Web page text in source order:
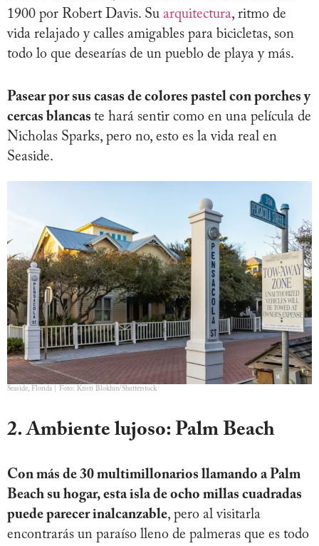
1900 por Robert Davis. Su arquitectura, ritmo de
vida relajado y calles amigables para bicicletas, son
todo lo que desearías de un pueblo de playa y más.
Pasear por sus casas de colores pastel con porches y
cercas blancas te hará sentir como en una película de
Nicholas Sparks, pero no, esto es la vida real en
Seaside.
Seaside, Florida | Foto: Kristi Blokhin/Shutterstock
2. Ambiente lujoso: Palm Beach
Con más de 30 multimillonarios llamando a Palm
Beach su hogar, esta isla de ocho millas cuadradas
puede parecer inalcanzable, pero al visitarla
encontrarás un paraíso lleno de palmeras que es todo